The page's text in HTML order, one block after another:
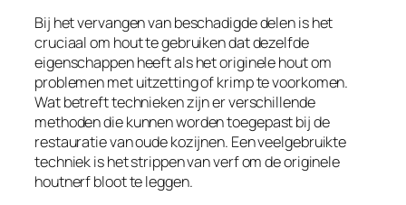
Bij het vervangen van beschadigde delen is het
cruciaal om hout te gebruiken dat dezelfde
eigenschappen heeft als het originele hout om
problemen met uitzetting of krimp te voorkomen.
Wat betreft technieken zijn er verschillende
methoden die kunnen worden toegepast bij de
restauratie van oude kozijnen. Een veelgebruikte
techniek is het strippen van verf om de originele
houtnerf bloot te leggen.